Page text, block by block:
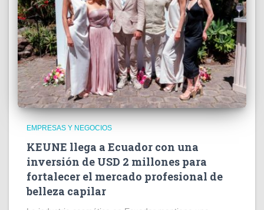
EMPRESAS Y NEGOCIOS
KEUNE llega a Ecuador con una
inversión de USD 2 millones para
fortalecer el mercado profesional de
belleza capilar